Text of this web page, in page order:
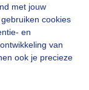
met jouw
cookies
en
van
ook je precieze